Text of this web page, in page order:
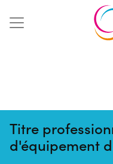
Titre
d'équipement
Pas de
ce moment